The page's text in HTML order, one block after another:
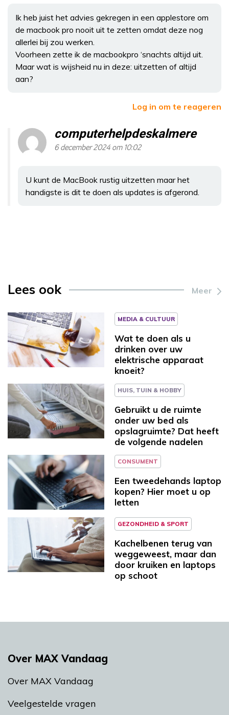
Ik heb juist het advies gekregen in een applestore om
de macbook pro nooit uit te zetten omdat deze nog
allerlei bij zou werken.
Voorheen zette ik de macbookpro ‘snachts altijd uit.
Maar wat is wijsheid nu in deze: uitzetten of altijd
aan?
Log in om te reageren
computerhelpdeskalmere
6 december 2024 om 10:02
U kunt de MacBook rustig uitzetten maar het
handigste is dit te doen als updates is afgerond.
Lees ook Meer
MEDIA & CULTUUR
Wat te doen als u
drinken over uw
elektrische apparaat
knoeit?
HUIS, TUIN & HOBBY
Gebruikt u de ruimte
onder uw bed als
opslagruimte? Dat heeft
de volgende nadelen
CONSUMENT
Een tweedehands laptop
kopen? Hier moet u op
letten
GEZONDHEID & SPORT
Kachelbenen terug van
weggeweest, maar dan
door kruiken en laptops
op schoot
Over MAX Vandaag
Over MAX Vandaag
Veelgestelde vragen